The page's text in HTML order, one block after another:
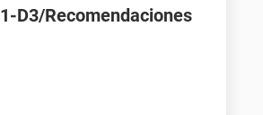
D3/Recomendaciones